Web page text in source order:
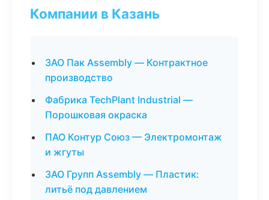
Компании в Казань
ЗАО Пак Assembly — Контрактное
производство
Фабрика TechPlant Industrial —
Порошковая окраска
ПАО Контур Союз — Электромонтаж
и жгуты
ЗАО Групп Assembly — Пластик:
литьё под давлением